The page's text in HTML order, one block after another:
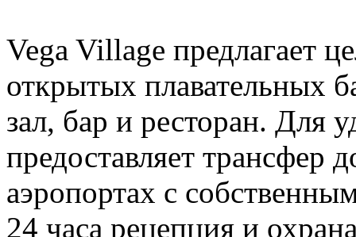
Vega Village предлагает
открытых плавательных
зал, бар и ресторан. Для
предоставляет трансфер
аэропортах с
24 часа рецепция и